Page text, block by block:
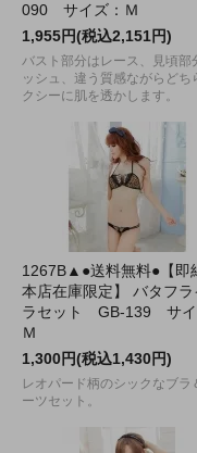
090 サイズ：Ｍ
1,955円(税込2,151円)
バスト部分はレース、見頃部
ッシュ、違う質感ながらどち
クシーに肌を透かします。
1267B▲●送料無料●【即
本店在庫限定】 バタフラ
ラセット GB-139 サイ
Ｍ
1,300円(税込1,430円)
レオパード柄のシックなブラ
ーツセット。